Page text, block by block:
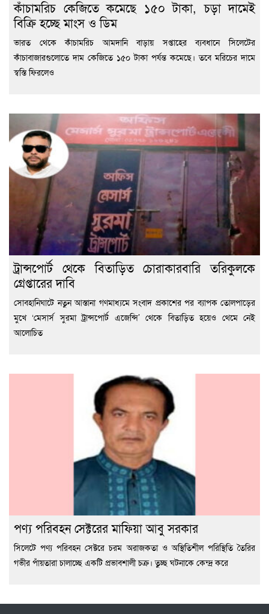
কাঁচামরিচ কেজিতে কমেছে ১৫০ টাকা, চড়া দামেই
বিক্রি হচ্ছে মাংস ও ডিম
ভারত থেকে কাঁচামরিচ আমদানি বাড়ায় সপ্তাহের ব্যবধানে সিলেটের
কাঁচাবাজারগুলোতে দাম কেজিতে ১৫০ টাকা পর্যন্ত কমেছে। তবে মরিচের দামে
স্বস্তি ফিরলেও
ট্রান্সপোর্ট থেকে বিতাড়িত চোরাকারবারি তরিকুলকে
গ্রেপ্তারের দাবি
সোবহানিঘাটে নতুন আস্তানা গণমাধ্যমে সংবাদ প্রকাশের পর ব্যাপক তোলপাড়ের
মুখে ‘মেসার্স সুরমা ট্রান্সপোর্ট এজেন্সি’ থেকে বিতাড়িত হয়েও থেমে নেই
আলোচিত
পণ্য পরিবহন সেক্টরের মাফিয়া আবু সরকার
সিলেটে পণ্য পরিবহন সেক্টরে চরম অরাজকতা ও অস্থিতিশীল পরিস্থিতি তৈরির
গভীর পাঁয়তারা চালাচ্ছে একটি প্রভাবশালী চক্র। তুচ্ছ ঘটনাকে কেন্দ্র করে